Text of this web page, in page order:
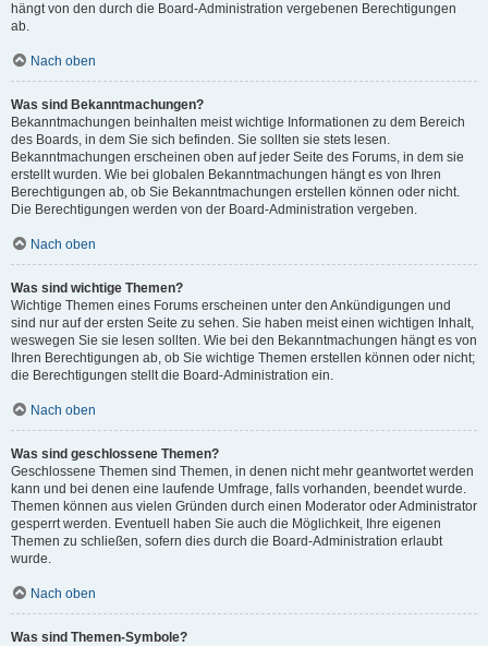
hängt von den durch die Board-Administration vergebenen Berechtigungen
ab.
Nach oben
Was sind Bekanntmachungen?
Bekanntmachungen beinhalten meist wichtige Informationen zu dem Bereich
des Boards, in dem Sie sich befinden. Sie sollten sie stets lesen.
Bekanntmachungen erscheinen oben auf jeder Seite des Forums, in dem sie
erstellt wurden. Wie bei globalen Bekanntmachungen hängt es von Ihren
Berechtigungen ab, ob Sie Bekanntmachungen erstellen können oder nicht.
Die Berechtigungen werden von der Board-Administration vergeben.
Nach oben
Was sind wichtige Themen?
Wichtige Themen eines Forums erscheinen unter den Ankündigungen und
sind nur auf der ersten Seite zu sehen. Sie haben meist einen wichtigen Inhalt,
weswegen Sie sie lesen sollten. Wie bei den Bekanntmachungen hängt es von
Ihren Berechtigungen ab, ob Sie wichtige Themen erstellen können oder nicht;
die Berechtigungen stellt die Board-Administration ein.
Nach oben
Was sind geschlossene Themen?
Geschlossene Themen sind Themen, in denen nicht mehr geantwortet werden
kann und bei denen eine laufende Umfrage, falls vorhanden, beendet wurde.
Themen können aus vielen Gründen durch einen Moderator oder Administrator
gesperrt werden. Eventuell haben Sie auch die Möglichkeit, Ihre eigenen
Themen zu schließen, sofern dies durch die Board-Administration erlaubt
wurde.
Nach oben
Was sind Themen-Symbole?